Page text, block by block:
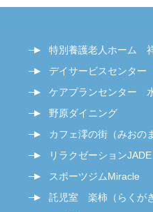
特別養護老人ホーム
デイサービスセンタ
ケアプランセンター
野原ダイニング
カフェ澪の街（みおの
リラクゼーションJADE
スポーツジムMiracle
託児室 楽柿（らくが